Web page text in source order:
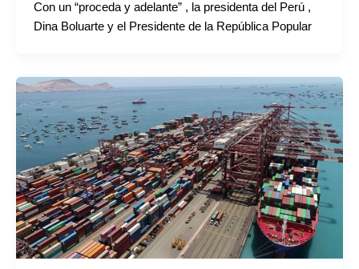
Con un “proceda y adelante” , la presidenta del Perú ,
Dina Boluarte y el Presidente de la República Popular